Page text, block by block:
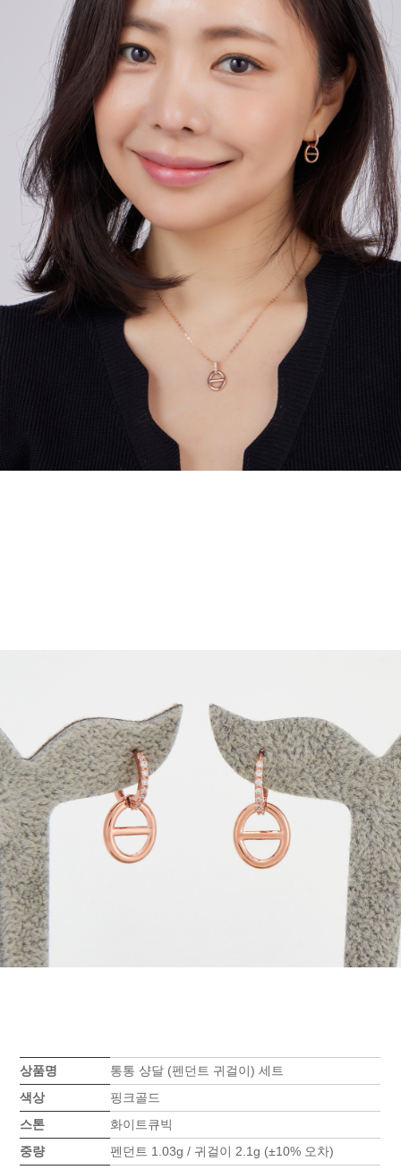
상품명
통통 샹달 (펜던트 귀걸이) 세트
색상
핑크골드
스톤
화이트큐빅
중량
펜던트 1.03g / 귀걸이 2.1g (±10% 오차)